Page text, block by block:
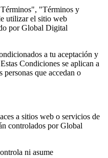
"Términos y
utilizar el sitio web
por Global Digital
a tu aceptación y
Condiciones se aplican a
personas que accedan o
a sitios web o servicios de
controlados por Global
ni asume